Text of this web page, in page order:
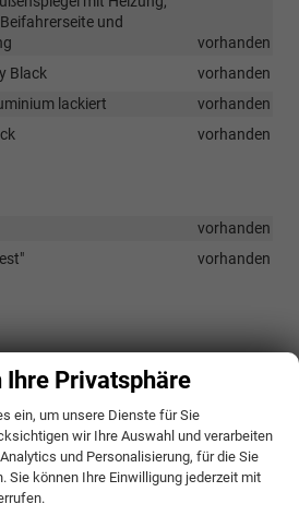
und
vorhanden
Black
vorhanden
lackiert
vorhanden
vorhanden
vorhanden
vorhanden
mit Virtual Pedal
SAFELOCK)
Privatsphäre
ein, um unsere Dienste für Sie
wir Ihre Auswahl und verarbeiten
und Personalisierung, für die Sie
Sie können Ihre Einwilligung jederzeit mit